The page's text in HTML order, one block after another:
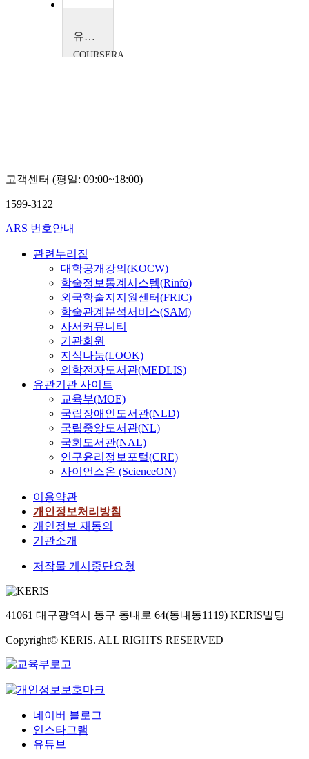
유기 태양 전지
COURSERA
고객센터 (평일: 09:00~18:00)
1599-3122
ARS 번호안내
관련누리집
대학공개강의(KOCW)
학술정보통계시스템(Rinfo)
외국학술지지원센터(FRIC)
학술관계분석서비스(SAM)
사서커뮤니티
기관회원
지식나눔(LOOK)
의학전자도서관(MEDLIS)
유관기관 사이트
교육부(MOE)
국립장애인도서관(NLD)
국립중앙도서관(NL)
국회도서관(NAL)
연구윤리정보포털(CRE)
사이언스온 (ScienceON)
이용약관
개인정보처리방침
개인정보 재동의
기관소개
저작물 게시중단요청
41061 대구광역시 동구 동내로 64(동내동1119) KERIS빌딩
Copyright© KERIS. ALL RIGHTS RESERVED
네이버 블로그
인스타그램
유튜브